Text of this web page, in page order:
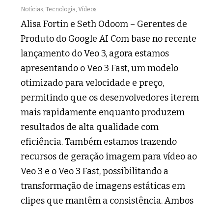
Notícias ,Tecnologia ,Vídeos
Alisa Fortin e Seth Odoom – Gerentes de
Produto do Google AI Com base no recente
lançamento do Veo 3, agora estamos
apresentando o Veo 3 Fast, um modelo
otimizado para velocidade e preço,
permitindo que os desenvolvedores iterem
mais rapidamente enquanto produzem
resultados de alta qualidade com
eficiência. Também estamos trazendo
recursos de geração imagem para vídeo ao
Veo 3 e o Veo 3 Fast, possibilitando a
transformação de imagens estáticas em
clipes que mantêm a consistência. Ambos